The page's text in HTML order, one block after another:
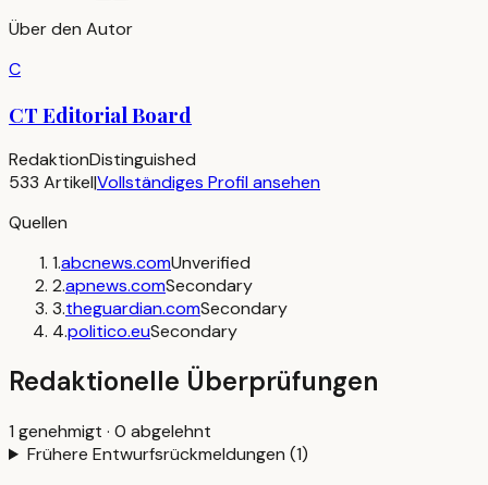
Über den Autor
C
CT Editorial Board
RedaktionDistinguished
533 Artikel|Vollständiges Profil ansehen
Quellen
1.abcnews.comUnverified
2.apnews.comSecondary
3.theguardian.comSecondary
4.politico.euSecondary
Redaktionelle Überprüfungen
1 genehmigt · 0 abgelehnt
Frühere Entwurfsrückmeldungen (1)